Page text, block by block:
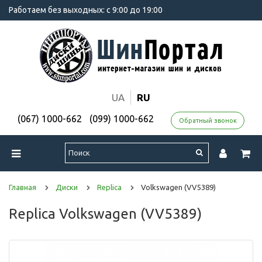
Работаем без выходных: с 9:00 до 19:00
UA RU
(067) 1000-662 (099) 1000-662 Обратный звонок
Главная Диски Replica Volkswagen (VV5389)
Replica Volkswagen (VV5389)